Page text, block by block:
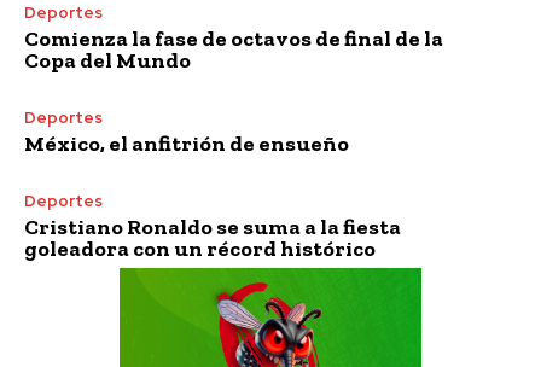
Deportes
Comienza la fase de octavos de final de la
Copa del Mundo
Deportes
México, el anfitrión de ensueño
Deportes
Cristiano Ronaldo se suma a la fiesta
goleadora con un récord histórico